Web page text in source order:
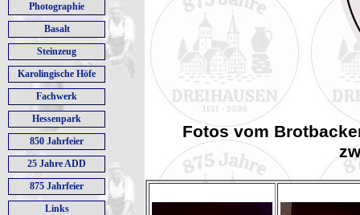
Photographie
Basalt
Steinzeug
Karolingische Höfe
Fachwerk
Hessenpark
850 Jahrfeier
25 Jahre ADD
875 Jahrfeier
Links
Fotos vom